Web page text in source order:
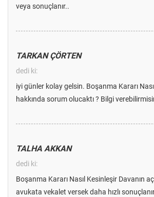
veya sonuçlanır..
TARKAN ÇÖRTEN
dedi ki:
iyi günler kolay gelsin. Boşanma Kararı
hakkında sorum olucaktı ? Bilgi
TALHA AKKAN
dedi ki:
Boşanma Kararı Nasıl Kesinleşir Davanın
avukata vekalet versek daha hızlı